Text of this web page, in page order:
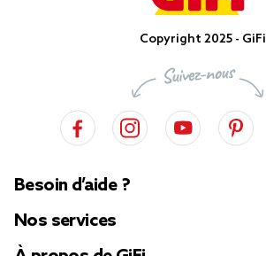
Copyright 2025 - GiFi
Besoin d’aide ?
Nos services